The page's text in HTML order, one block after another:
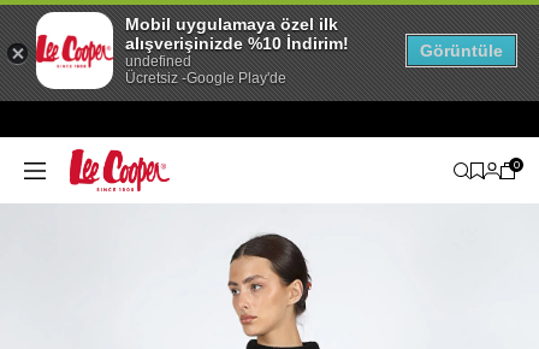
0
Mobil uygulamaya özel ilk
alışverişinizde %10 İndirim!
undefined
Ücretsiz -Google Play'de
Görüntüle